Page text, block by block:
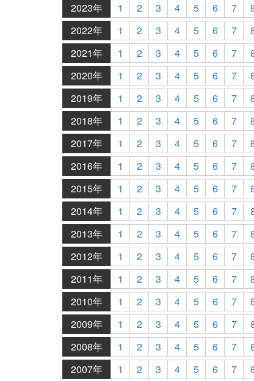
2023年
1 2 3 4 5 6 7
2022年
1 2 3 4 5 6 7
2021年
1 2 3 4 5 6 7
2020年
1 2 3 4 5 6 7
2019年
1 2 3 4 5 6 7
2018年
1 2 3 4 5 6 7
2017年
1 2 3 4 5 6 7
2016年
1 2 3 4 5 6 7
2015年
1 2 3 4 5 6 7
2014年
1 2 3 4 5 6 7
2013年
1 2 3 4 5 6 7
2012年
1 2 3 4 5 6 7
2011年
1 2 3 4 5 6 7
2010年
1 2 3 4 5 6 7
2009年
1 2 3 4 5 6 7
2008年
1 2 3 4 5 6 7
2007年
1 2 3 4 5 6 7